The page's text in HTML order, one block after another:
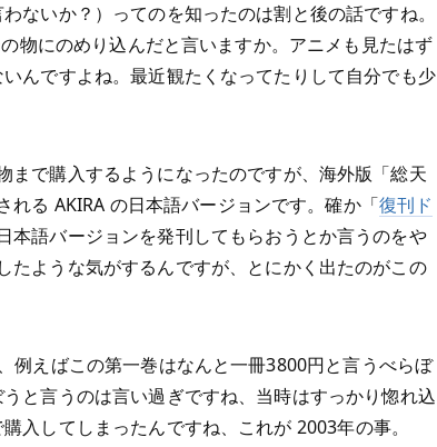
ないか？）ってのを知ったのは割と後の話ですね。
物にのめり込んだと言いますか。アニメも見たはず
んですよね。最近観たくなってたりして自分でも少
まで購入するようになったのですが、海外版「総天
れる AKIRA の日本語バージョンです。確か「復刊ド
本語バージョンを発刊してもらおうとか言うのをや
たような気がするんですが、とにかく出たのがこの
例えばこの第一巻はなんと一冊3800円と言うべらぼ
と言うのは言い過ぎですね、当時はすっかり惚れ込
入してしまったんですね、これが 2003年の事。